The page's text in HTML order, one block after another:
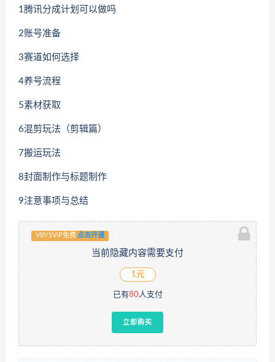
1腾讯分成计划可以做吗
2账号准备
3赛道如何选择
4养号流程
5素材获取
6混剪玩法（剪辑篇）
7搬运玩法
8封面制作与标题制作
9注意事项与总结
VIP/SVIP免费 点击开通
当前隐藏内容需要支付
1元
已有80人支付
立即购买